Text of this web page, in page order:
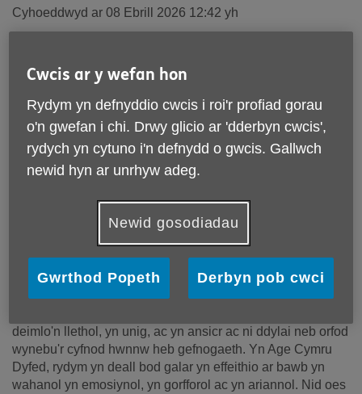
Cyhoeddwyd ar 08 Ebrill 2026 12:42 yh
Eich Cefnogi Chi Drwy Brofedigaeth: Cymorth Tosturiol
Pan Fod Ei Angen Arnoch Fwyaf
deimlo'n llethol, yn unig, ac yn ansicr ac ni ddylai neb orfod
wynebu'r cyfnod hwnnw heb gefnogaeth. Yn Age Cymru
Dyfed, rydym yn deall bod galar yn effeithio ar bawb yn
wahanol yn emosiynol, yn gorfforol ac yn ariannol. Nid oes
Cwcis ar y wefan hon
Rydym yn defnyddio cwcis i roi'r profiad gorau
o'n gwefan i chi. Drwy glicio ar 'dderbyn cwcis',
rydych yn cytuno i'n defnydd o gwcis. Gallwch
newid hyn ar unrhyw adeg.
Newid gosodiadau
Gwrthod Popeth Derbyn pob cwci